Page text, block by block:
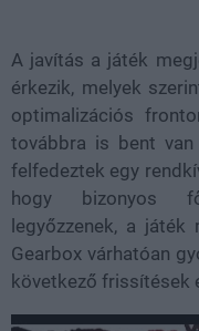
A javítás a játék
érkezik, melyek
optimalizációs
továbbra is bent
felfedeztek egy
hogy bizonyos
legyőzzenek, a játék
Gearbox várhatóan
következő frissítések